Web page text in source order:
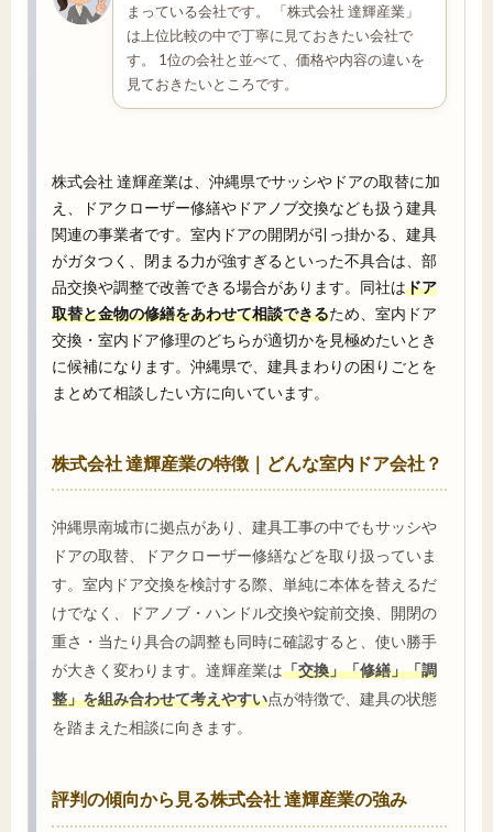
まっている会社です。 「株式会社 達輝産業」
は上位比較の中で丁寧に見ておきたい会社で
す。 1位の会社と並べて、価格や内容の違いを
見ておきたいところです。
株式会社 達輝産業は、沖縄県でサッシやドアの取替に加
え、ドアクローザー修繕やドアノブ交換なども扱う建具
関連の事業者です。室内ドアの開閉が引っ掛かる、建具
がガタつく、閉まる力が強すぎるといった不具合は、部
品交換や調整で改善できる場合があります。同社はドア
取替と金物の修繕をあわせて相談できるため、室内ドア
交換・室内ドア修理のどちらが適切かを見極めたいとき
に候補になります。沖縄県で、建具まわりの困りごとを
まとめて相談したい方に向いています。
株式会社 達輝産業の特徴｜どんな室内ドア会社？
沖縄県南城市に拠点があり、建具工事の中でもサッシや
ドアの取替、ドアクローザー修繕などを取り扱っていま
す。室内ドア交換を検討する際、単純に本体を替えるだ
けでなく、ドアノブ・ハンドル交換や錠前交換、開閉の
重さ・当たり具合の調整も同時に確認すると、使い勝手
が大きく変わります。達輝産業は「交換」「修繕」「調
整」を組み合わせて考えやすい点が特徴で、建具の状態
を踏まえた相談に向きます。
評判の傾向から見る株式会社 達輝産業の強み